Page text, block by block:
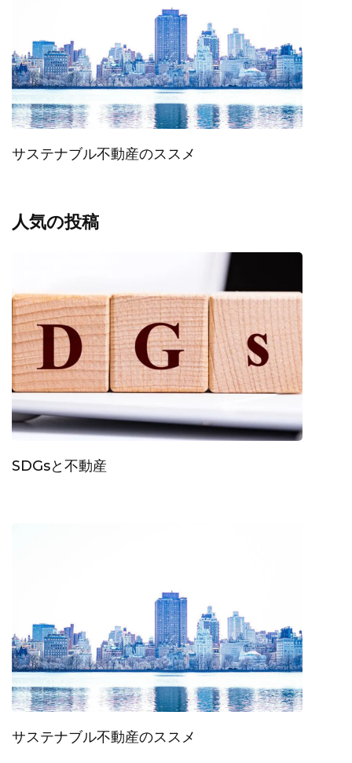
サステナブル不動産のススメ
人気の投稿
SDGsと不動産
サステナブル不動産のススメ